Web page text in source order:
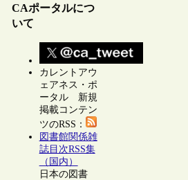
CAポータルにつ
いて
カレントアウ
ェアネス・ポ
ータル 新規
掲載コンテン
ツのRSS：
図書館関係雑
誌目次RSS集
（国内）
日本の図書